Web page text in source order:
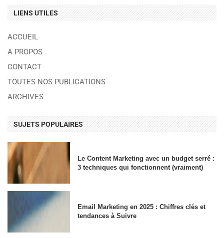
LIENS UTILES
ACCUEIL
A PROPOS
CONTACT
TOUTES NOS PUBLICATIONS
ARCHIVES
SUJETS POPULAIRES
Le Content Marketing avec un budget serré :
3 techniques qui fonctionnent (vraiment)
Email Marketing en 2025 : Chiffres clés et
tendances à Suivre